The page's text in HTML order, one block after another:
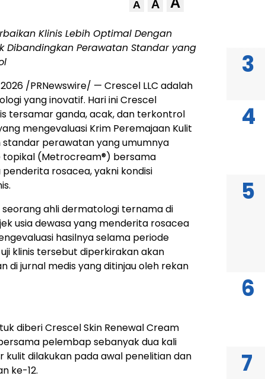
A A
Klinis Lebih Optimal Dengan
Dibandingkan Perawatan Standar yang
/PRNewswire/ — Crescel LLC adalah
yang inovatif. Hari ini Crescel
tersamar ganda, acak, dan terkontrol
mengevaluasi Krim Peremajaan Kulit
perawatan yang umumnya
topikal (Metrocream®) bersama
penderita rosacea, yakni kondisi
ahli dermatologi ternama di
usia dewasa yang menderita rosacea
hasilnya selama periode
klinis tersebut diperkirakan akan
di jurnal medis yang ditinjau oleh rekan
diberi Crescel Skin Renewal Cream
pelembap sebanyak dua kali
kulit dilakukan pada awal penelitian dan
ke-12.